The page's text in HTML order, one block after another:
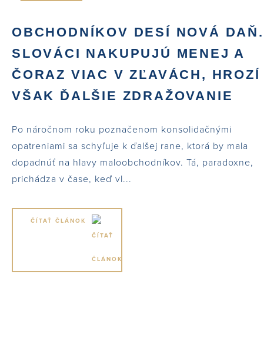
OBCHODNÍKOV DESÍ NOVÁ DAŇ.
SLOVÁCI NAKUPUJÚ MENEJ A
ČORAZ VIAC V ZĽAVÁCH, HROZÍ
VŠAK ĎALŠIE ZDRAŽOVANIE
Po náročnom roku poznačenom konsolidačnými
opatreniami sa schyľuje k ďalšej rane, ktorá by mala
dopadnúť na hlavy maloobchodníkov. Tá, paradoxne,
prichádza v čase, keď vl...
ČÍTAŤ ČLÁNOK